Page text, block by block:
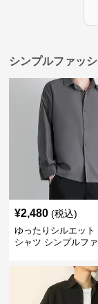
シンプルファッ
¥2,480 (税込)
ゆったりシルエット
シャツ シンプルフ